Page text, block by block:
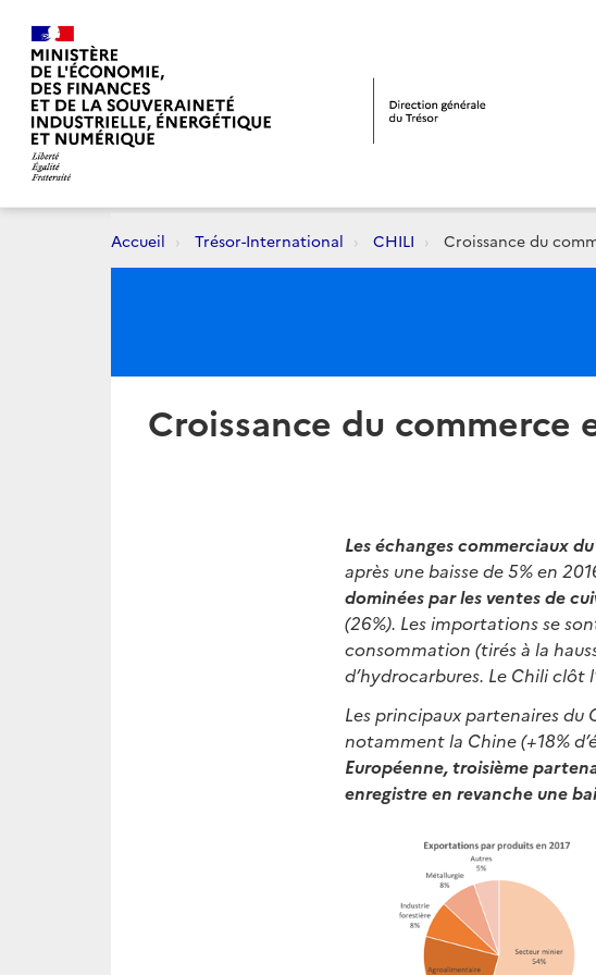
Accueil Trésor-International CHILI Croissance du
Croissance du
Les échanges commerciaux
après une baisse de 5% en
dominées par les ventes de
(26%). Les importations se
consommation (tirés à la
d’hydrocarbures. Le Chili clôt
Les principaux partenaires du
notamment la Chine (+18%
Européenne, troisième
enregistre en revanche une